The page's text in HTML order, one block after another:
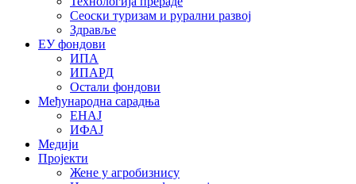
Сеоски туризам и рурални развој
Здравље
ЕУ фондови
ИПА
ИПАРД
Остали фондови
Међународна сарадња
ЕНАЈ
ИФАЈ
Медији
Пројекти
Жене у агробизнису